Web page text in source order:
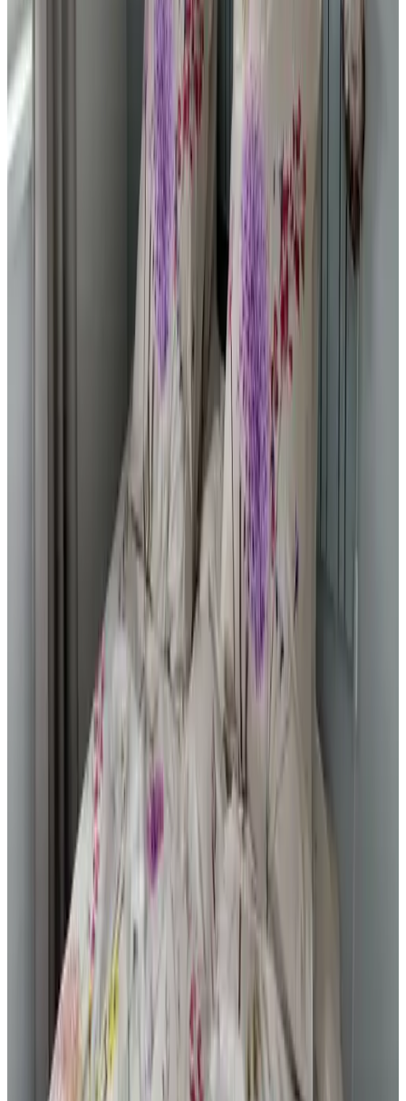
8.8
Leuke, knusse en nette B&B met alles wat je nodig hebt. Tuintje
met leuke zitjes waar je makkelijk kan verplaatsen van zon naar
schaduw! Rustig plekje. Heerlijk, groot bed ook. Een
handdoekenwissel was ook erg fijn! Thanks Mieke! Mieke & Peter
zijn aardige en gastvrije mensen!!
Eh...een hor/vliegengordijn, maar die is er inmiddels al geloof ik...
misschien nog een klein schoenenrekje onder het kapstokje...verder
gewoon echt een dikke Prima!!
S
Nederland,
Mai 2026